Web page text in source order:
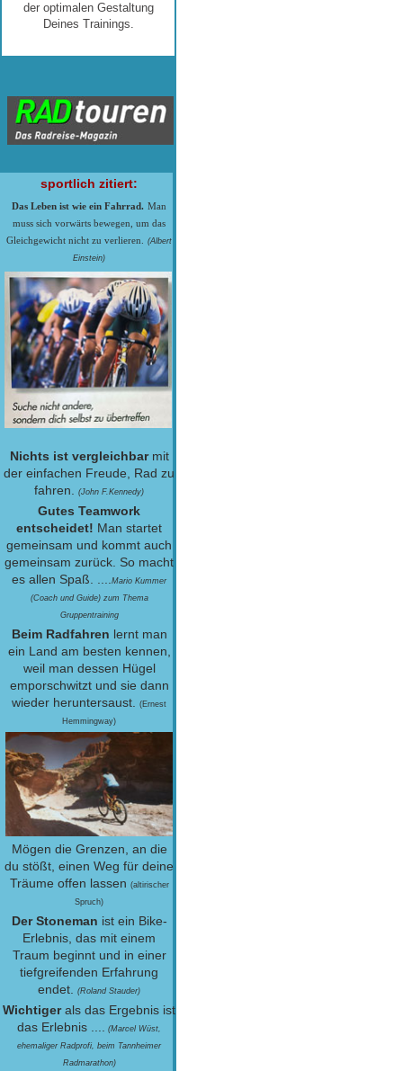
der optimalen Gestaltung
Deines Trainings.
sportlich zitiert:
Das Leben ist wie ein Fahrrad. Man
muss sich vorwärts bewegen, um das
Gleichgewicht nicht zu verlieren.
(Albert
Einstein)
Nichts ist vergleichbarmit
der einfachen Freude, Rad zu
fahren.
(John F.Kennedy)
Gutes Teamwork
entscheidet! Man startet
gemeinsam und kommt auch
gemeinsam zurück. So macht
es allen Spaß. ....
Mario Kummer
(Coach und Guide) zum Thema
Gruppentraining
Beim Radfahren lernt man
ein Land am besten kennen,
weil man dessen Hügel
emporschwitzt und sie dann
wieder heruntersaust.
(Ernest
Hemmingway)
Mögen die Grenzen, an die
du stößt, einen Weg für deine
Träume offen lassen (altirischer
Spruch)
Der Stoneman ist ein Bike-
Erlebnis, das mit einem
Traum beginnt und in einer
tiefgreifenden Erfahrung
endet.
(Roland Stauder)
Wichtigerals das Ergebnis ist
das Erlebnis ....
(Marcel Wüst,
ehemaliger Radprofi, beim Tannheimer
Radmarathon)